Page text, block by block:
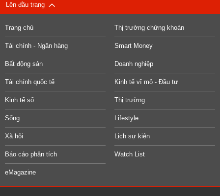
Lên đầu trang
Trang chủ Thị trường chứng khoán
Tài chính - Ngân hàng Smart Money
Bất động sản Doanh nghiệp
Tài chính quốc tế Kinh tế vĩ mô - Đầu tư
Kinh tế số Thị trường
Sống Lifestyle
Xã hội Lịch sự kiện
Báo cáo phân tích Watch List
eMagazine